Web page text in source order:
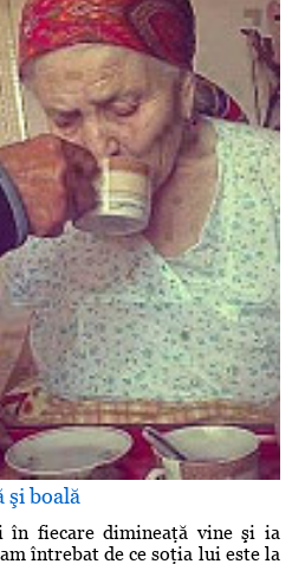
şi boală
fiecare dimineaţă vine şi ia
întrebat de ce soţia lui este la